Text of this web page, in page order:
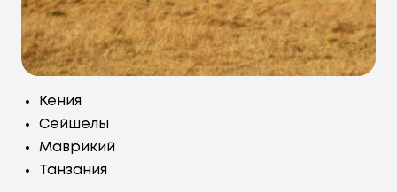
Кения
Сейшелы
Маврикий
Танзания